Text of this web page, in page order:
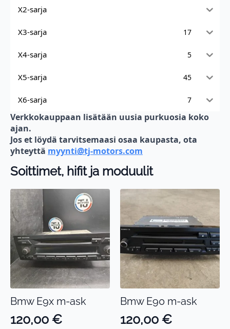
X2-sarja
X3-sarja 17
X4-sarja 5
X5-sarja 45
X6-sarja 7
Verkkokauppaan lisätään uusia purkuosia koko
ajan.
Jos et löydä tarvitsemaasi osaa kaupasta, ota
yhteyttä myynti@tj-motors.com
Soittimet, hifit ja moduulit
Bmw E9x m-ask
120,00 €
Bmw E90 m-ask
120,00 €